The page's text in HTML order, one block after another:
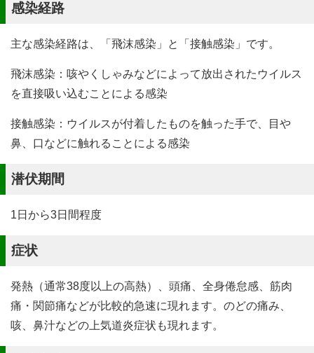
感染経路
主な感染経路は、「飛沫感染」と「接触感染」です。
飛沫感染：咳やくしゃみなどによって放出されたウイルス
を直接吸い込むことによる感染
接触感染：ウイルスが付着したものを触った手で、目や
鼻、口などに触れることによる感染
潜伏期間
1日から3日間程度
症状
発熱（通常38度以上の高熱）、頭痛、全身倦怠感、筋肉
痛・関節痛などが比較的急速に現れます。のどの痛み、
咳、鼻汁などの上気道炎症状も現れます。